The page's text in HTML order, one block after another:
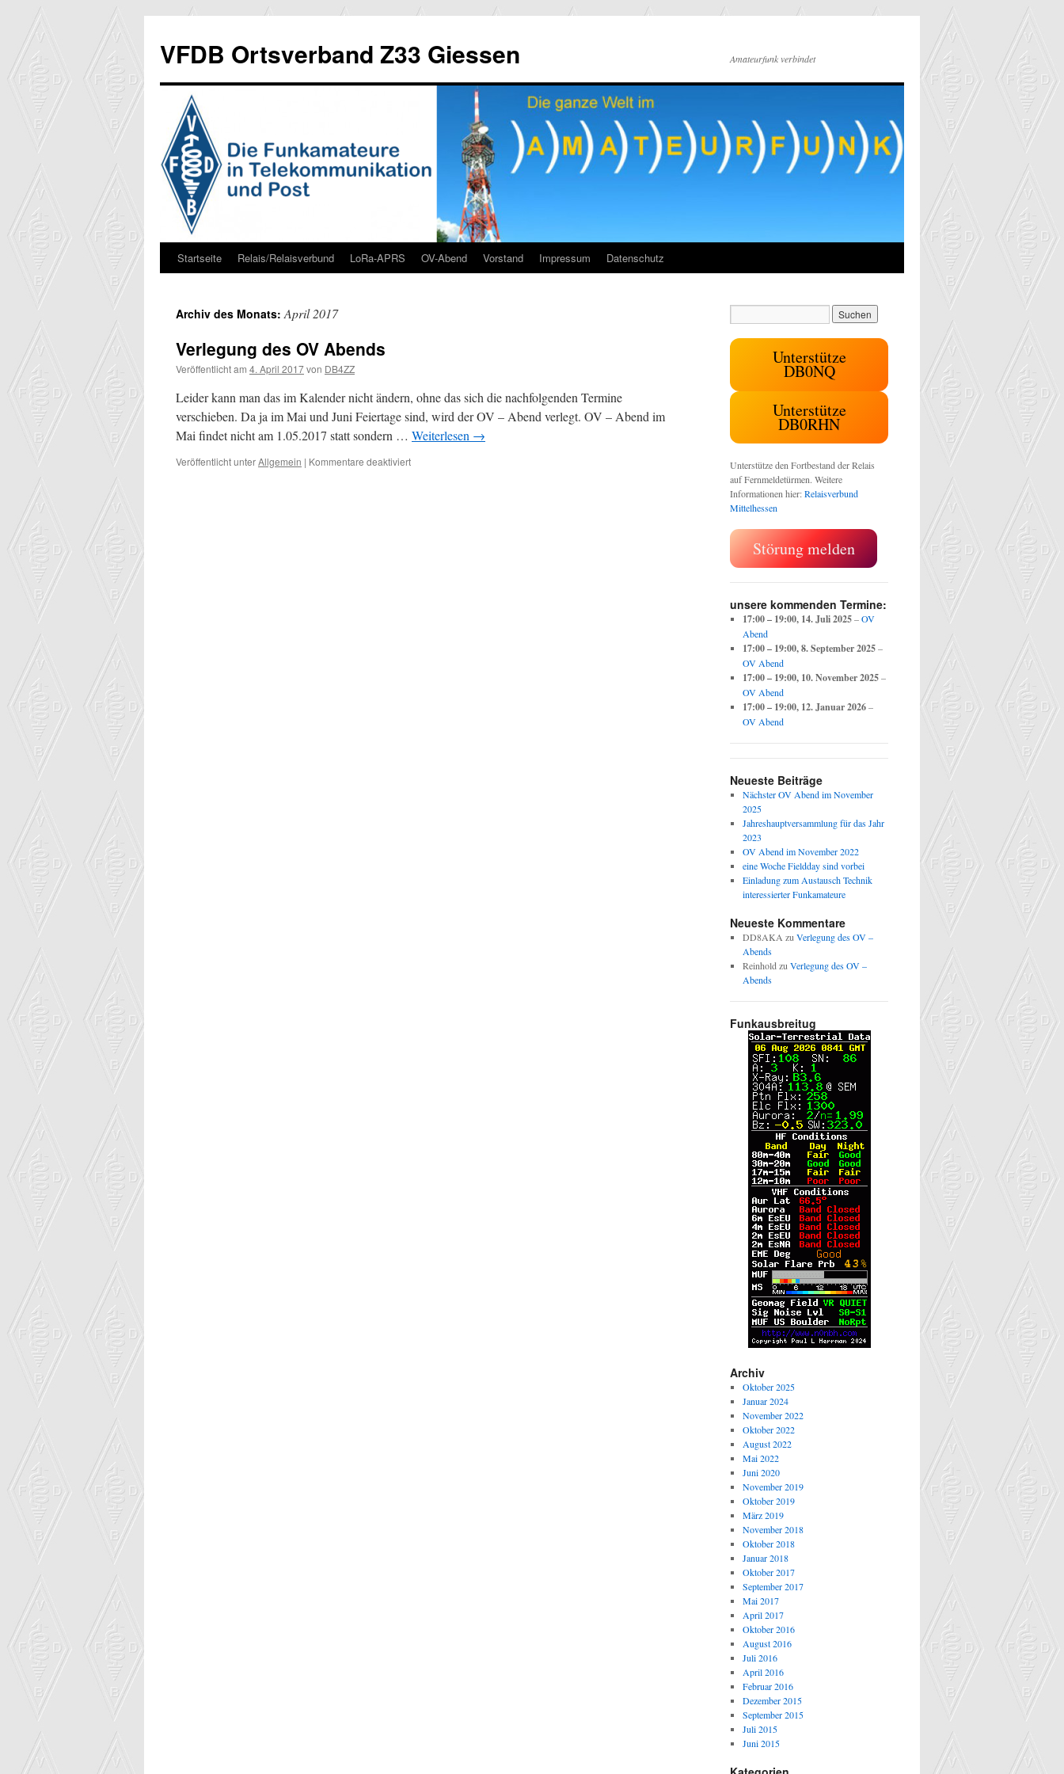
springen
VFDB Ortsverband Z33 Giessen Amateurfunk verbindet
Startseite Relais/Relaisverbund LoRa-APRS OV-Abend Vorstand Impressum Datenschutz
Archiv des Monats:April 2017
Verlegung des OV Abends
Veröffentlicht am 4. April 2017von DB4ZZ
Leider kann man das im Kalender nicht ändern, ohne das sich die nachfolgenden Termine
verschieben. Da ja im Mai und Juni Feiertage sind, wird der OV – Abend verlegt. OV – Abend im
Mai findet nicht am 1.05.2017 statt sondern … Weiterlesen →
Veröffentlicht unterAllgemein | Kommentare deaktiviertfür
Unterstütze
DB0NQ
Unterstütze
DB0RHN
Unterstütze den Fortbestand der Relais
auf Fernmeldetürmen. Weitere
Informationen hier:Relaisverbund
Mittelhessen
Störung melden
unsere kommenden Termine:
17:00 – 19:00, 14. Juli 2025–OV
Abend
17:00 – 19:00,8. September 2025–
OV Abend
17:00 – 19:00, 10. November 2025–
OV Abend
17:00 – 19:00, 12. Januar 2026–
OV Abend
Neueste Beiträge
Nächster OV Abend im November
2025
Jahreshauptversammlung für das Jahr
2023
OV Abend im November 2022
eine Woche Fieldday sind vorbei
Einladung zum Austausch Technik
interessierter Funkamateure
Neueste Kommentare
DD8AKA zu Verlegung des OV –
Abends
Reinhold zu Verlegung des OV –
Abends
Funkausbreitug
Archiv
Oktober 2025
Januar 2024
November 2022
Oktober 2022
August 2022
Mai 2022
Juni 2020
November 2019
Oktober 2019
März 2019
November 2018
Oktober 2018
Januar 2018
Oktober 2017
September 2017
Mai 2017
April 2017
Oktober 2016
August 2016
Juli 2016
April 2016
Februar 2016
Dezember 2015
September 2015
Juli 2015
Juni 2015